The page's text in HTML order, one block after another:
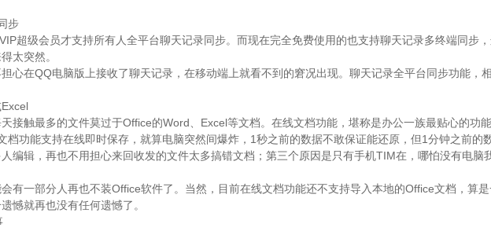
步
超级会员才支持所有人全平台聊天记录同步。而现在完全免费使用的也支持聊天记录多终端同步
太突然。
心在QQ电脑版上接收了聊天记录，在移动端上就看不到的窘况出现。聊天记录全平台同步功能，
接触最多的文件莫过于Office的Word、Excel等文档。在线文档功能，堪称是办公一族最贴心的功
档功能支持在线即时保存，就算电脑突然间爆炸，1秒之前的数据不敢保证能还原，但1分钟之前的
编辑，再也不用担心来回收发的文件太多搞错文档；第三个原因是只有手机TIM在，哪怕没有电脑
有一部分人再也不装Office软件了。当然，目前在线文档功能还不支持导入本地的Office文档，算是
憾就再也没有任何遗憾了。